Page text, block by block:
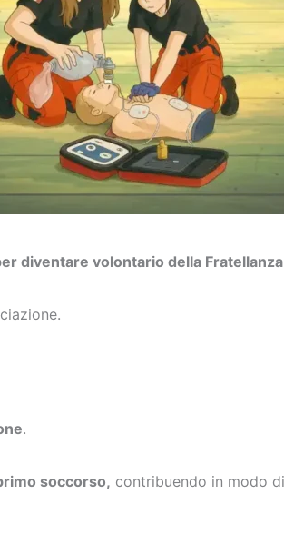
diventare volontario della Fratellanza
.
soccorso, contribuendo in modo